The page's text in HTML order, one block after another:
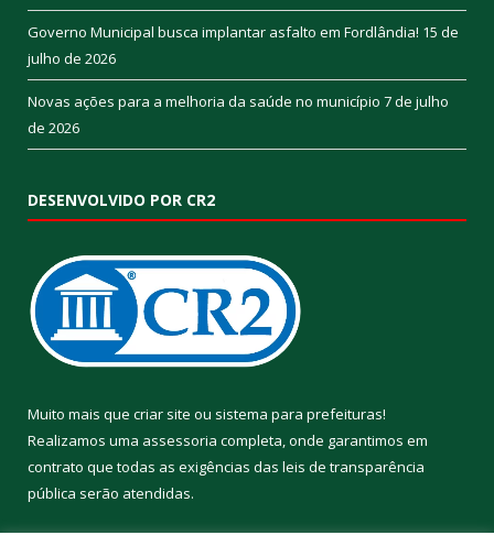
Governo Municipal busca implantar asfalto em Fordlândia! 15 de
julho de 2026
Novas ações para a melhoria da saúde no município 7 de julho
de 2026
DESENVOLVIDO POR CR2
Muito mais que criar site ou sistema para prefeituras!
Realizamos uma assessoria completa, onde garantimos em
contrato que todas as exigências das leis de transparência
pública serão atendidas.